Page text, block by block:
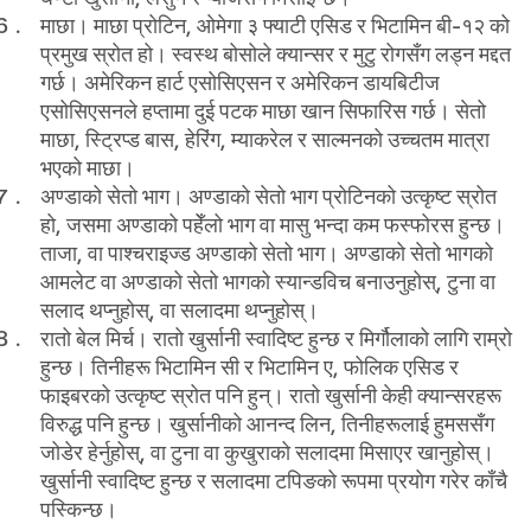
माछा। माछा प्रोटिन, ओमेगा ३ फ्याटी एसिड र भिटामिन बी-१२ को
प्रमुख स्रोत हो। स्वस्थ बोसोले क्यान्सर र मुटु रोगसँग लड्न मद्दत
गर्छ। अमेरिकन हार्ट एसोसिएसन र अमेरिकन डायबिटीज
एसोसिएसनले हप्तामा दुई पटक माछा खान सिफारिस गर्छ। सेतो
माछा, स्ट्रिप्ड बास, हेरिंग, म्याकरेल र साल्मनको उच्चतम मात्रा
भएको माछा।
अण्डाको सेतो भाग। अण्डाको सेतो भाग प्रोटिनको उत्कृष्ट स्रोत
हो, जसमा अण्डाको पहेँलो भाग वा मासु भन्दा कम फस्फोरस हुन्छ।
ताजा, वा पाश्चराइज्ड अण्डाको सेतो भाग। अण्डाको सेतो भागको
आमलेट वा अण्डाको सेतो भागको स्यान्डविच बनाउनुहोस्, टुना वा
सलाद थप्नुहोस्, वा सलादमा थप्नुहोस्।
रातो बेल मिर्च। रातो खुर्सानी स्वादिष्ट हुन्छ र मिर्गौलाको लागि राम्रो
हुन्छ। तिनीहरू भिटामिन सी र भिटामिन ए, फोलिक एसिड र
फाइबरको उत्कृष्ट स्रोत पनि हुन्। रातो खुर्सानी केही क्यान्सरहरू
विरुद्ध पनि हुन्छ। खुर्सानीको आनन्द लिन, तिनीहरूलाई हुमससँग
जोडेर हेर्नुहोस्, वा टुना वा कुखुराको सलादमा मिसाएर खानुहोस्।
खुर्सानी स्वादिष्ट हुन्छ र सलादमा टपिङको रूपमा प्रयोग गरेर काँचै
पस्किन्छ।